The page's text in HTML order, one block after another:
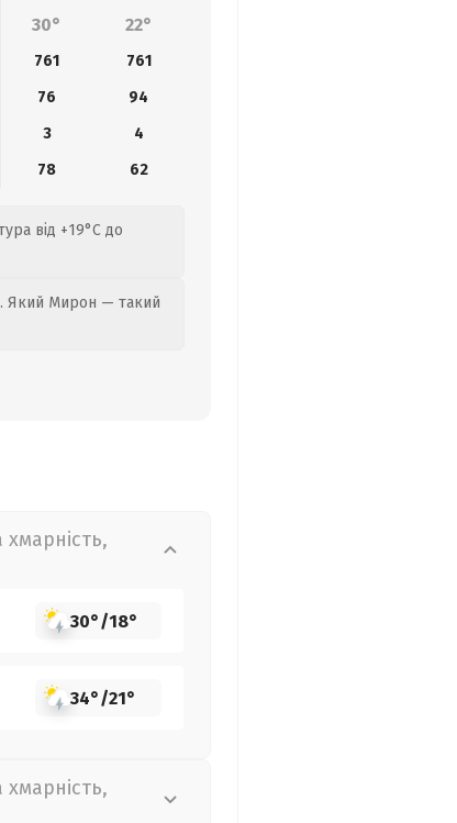
30° 22°
761
761
76
94
3
4
78 62
від +19°C до
Який Мирон — такий
30°/18°
34°/21°